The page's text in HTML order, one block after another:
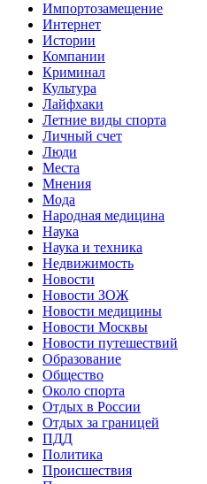
Импортозамещение
Интернет
Истории
Компании
Криминал
Культура
Лайфхаки
Летние виды спорта
Личный счет
Люди
Места
Мнения
Мода
Народная медицина
Наука
Наука и техника
Недвижимость
Новости
Новости ЗОЖ
Новости медицины
Новости Москвы
Новости путешествий
Образование
Общество
Около спорта
Отдых в России
Отдых за границей
ПДД
Политика
Происшествия